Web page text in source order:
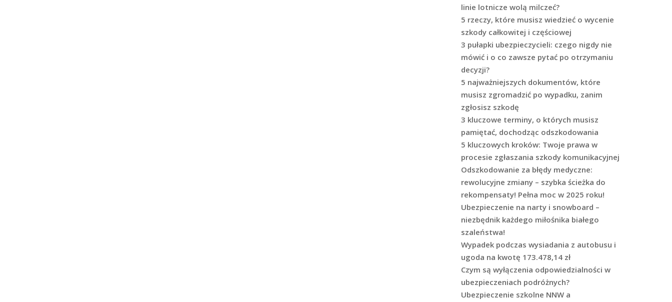
linie lotnicze wolą milczeć?
5 rzeczy, które musisz wiedzieć o wycenie
szkody całkowitej i częściowej
3 pułapki ubezpieczycieli: czego nigdy nie
mówić i o co zawsze pytać po otrzymaniu
decyzji?
5 najważniejszych dokumentów, które
musisz zgromadzić po wypadku, zanim
zgłosisz szkodę
3 kluczowe terminy, o których musisz
pamiętać, dochodząc odszkodowania
5 kluczowych kroków: Twoje prawa w
procesie zgłaszania szkody komunikacyjnej
Odszkodowanie za błędy medyczne:
rewolucyjne zmiany – szybka ścieżka do
rekompensaty! Pełna moc w 2025 roku!
Ubezpieczenie na narty i snowboard –
niezbędnik każdego miłośnika białego
szaleństwa!
Wypadek podczas wysiadania z autobusu i
ugoda na kwotę 173.478,14 zł
Czym są wyłączenia odpowiedzialności w
ubezpieczeniach podróżnych?
Ubezpieczenie szkolne NNW a